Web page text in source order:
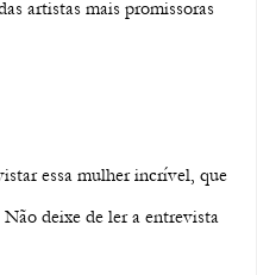
artistas mais promissoras
essa mulher incrível, que
deixe de ler a entrevista